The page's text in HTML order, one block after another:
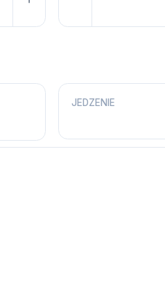
JEDZENIE